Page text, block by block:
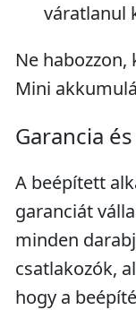
váratlanul
Ne habozzon,
Mini
Garancia
A beépített
garanciát
minden
csatlakozók,
hogy a